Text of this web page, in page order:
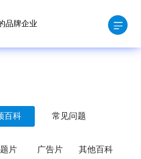
品牌企业
百科 常见问题
片 广告片 其他百科